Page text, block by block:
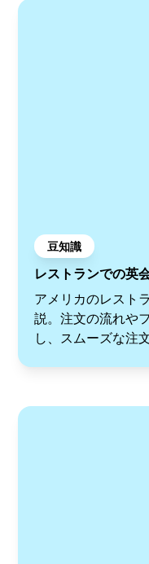
豆知識
レストランでの英
アメリカのレスト
説。注文の流れや
し、スムーズな注